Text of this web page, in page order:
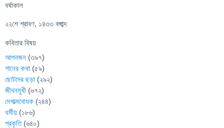
বর্ষাকাল
২২শে শ্রাবণ, ১৪৩৩ বঙ্গাব্দ
কবিতার বিষয়
আপনজন (৩৯৭)
গানের কথা (৫৯)
ছোটদের ছড়া (২৯২)
জীবনমুখী (৬৭২)
দেশাত্মবোধক (২৪৪)
ধর্মীয় (১৮৬)
প্রকৃতি(৬৪০)